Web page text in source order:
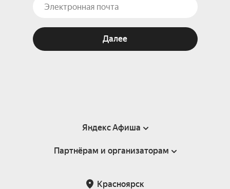
Далее
Яндекс Афиша
Справка
Подарочные сертификаты
Партнёрам и организаторам
Красноярск